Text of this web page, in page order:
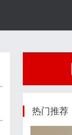
热门推荐